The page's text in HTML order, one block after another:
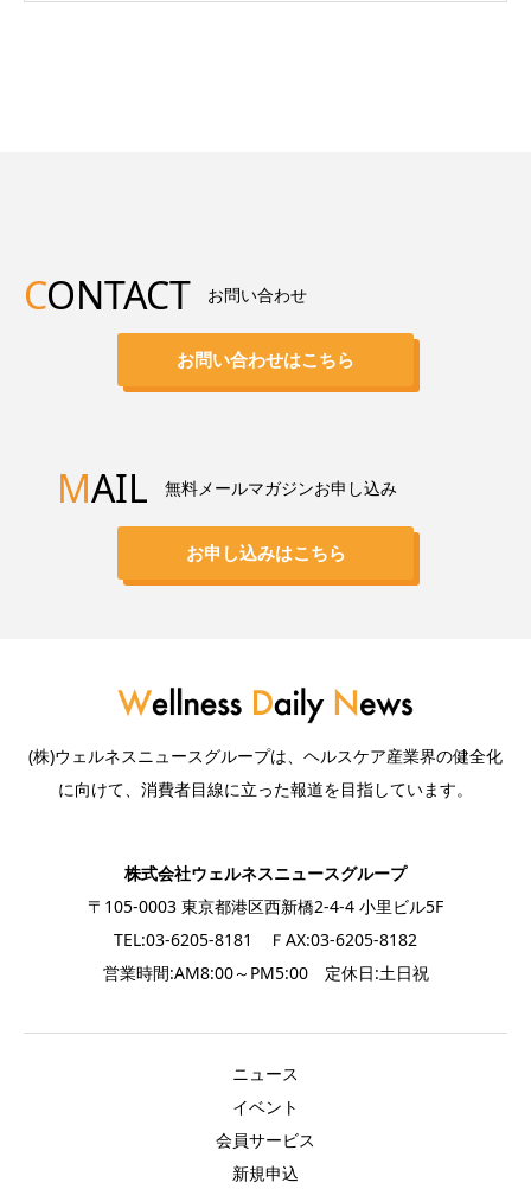
CONTACT お問い合わせ
お問い合わせはこちら
MAIL 無料メールマガジンお申し込み
お申し込みはこちら
(株)ウェルネスニュースグループは、ヘルスケア産業界の健全化
に向けて、消費者目線に立った報道を目指しています。
株式会社ウェルネスニュースグループ
〒105-0003 東京都港区西新橋2-4-4 小里ビル5F
TEL:03-6205-8181 ＦAX:03-6205-8182
営業時間:AM8:00～PM5:00 定休日:土日祝
ニュース
イベント
会員サービス
新規申込